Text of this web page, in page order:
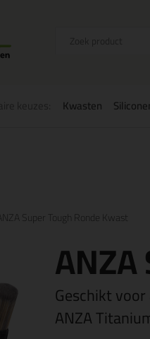
Kwasten
ANZA Super Tough Ronde Kwast
Geschikt
ANZA